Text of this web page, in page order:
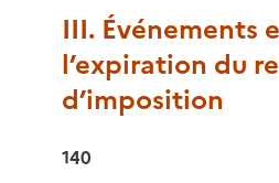
III. Événements
l’expiration du
d’imposition
140